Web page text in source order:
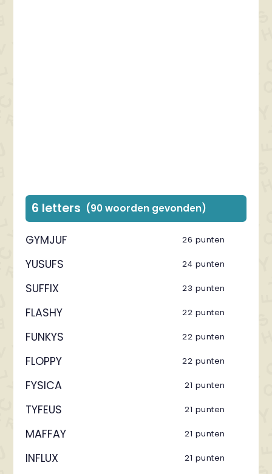
6 letters (90 woorden gevonden)
GYMJUF 26 punten
YUSUFS 24 punten
SUFFIX 23 punten
FLASHY 22 punten
FUNKYS 22 punten
FLOPPY 22 punten
FYSICA 21 punten
TYFEUS 21 punten
MAFFAY 21 punten
INFLUX 21 punten